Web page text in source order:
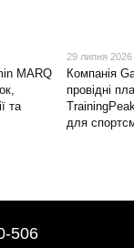
MARQ
та
29 липня 2026
Компанія
провідні
для
506